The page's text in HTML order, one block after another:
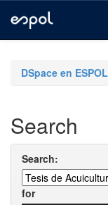
navigationDSpace en ESPOL
Search
Search:
for